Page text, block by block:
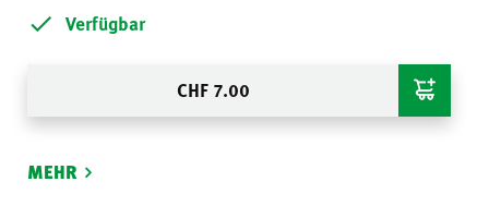
Verfügbar
CHF 7.00
MEHR